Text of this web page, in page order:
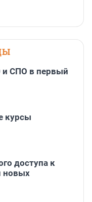
и СПО в первый
курсы
доступа к
новых